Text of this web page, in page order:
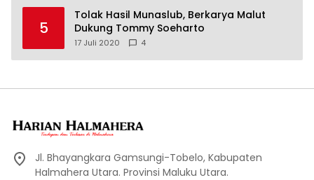
5
Tolak Hasil Munaslub, Berkarya Malut
Dukung Tommy Soeharto
17 Juli 2020 4
Jl. Bhayangkara Gamsungi-Tobelo, Kabupaten
Halmahera Utara. Provinsi Maluku Utara.